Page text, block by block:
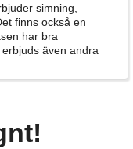
simning,
finns också en
har bra
även andra